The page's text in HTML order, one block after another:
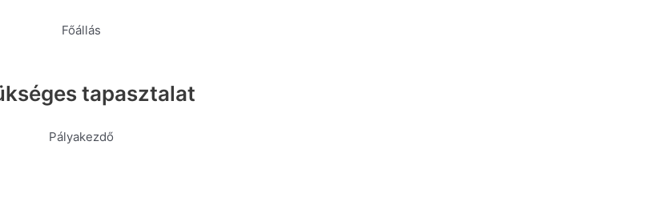
Főállás
tapasztalat
Pályakezdő